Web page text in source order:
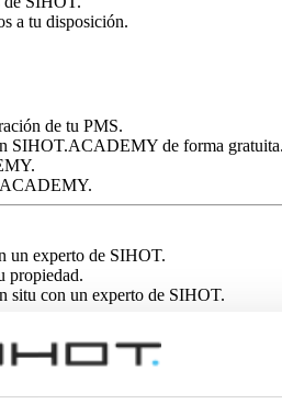
a tu disposición.
de tu PMS.
SIHOT.ACADEMY de forma gratuita.
un experto de SIHOT.
propiedad.
situ con un experto de SIHOT.
SIHOT.ACADEMY